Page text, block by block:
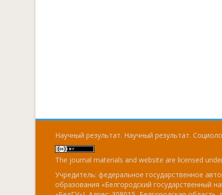
Научный результат. Научный результат.
The journal materials and website are licensed
Учредитель: федеральное государственное
образования «Белгородский государственный